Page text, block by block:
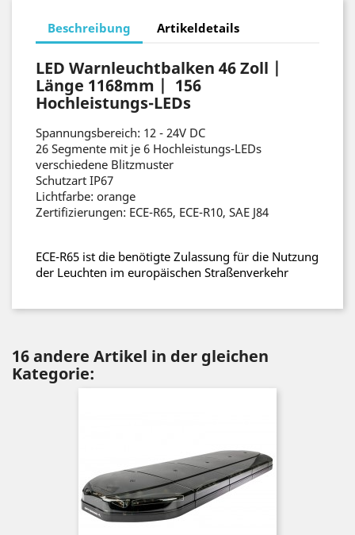
Beschreibung Artikeldetails
LED Warnleuchtbalken 46 Zoll |
Länge 1168mm | 156
Hochleistungs-LEDs
Spannungsbereich: 12 - 24V DC
26 Segmente mit je 6 Hochleistungs-LEDs
verschiedene Blitzmuster
Schutzart IP67
Lichtfarbe: orange
Zertifizierungen: ECE-R65, ECE-R10, SAE J84
ECE-R65 ist die benötigte Zulassung für die Nutzung
der Leuchten im europäischen Straßenverkehr
16 andere Artikel in der gleichen
Kategorie: